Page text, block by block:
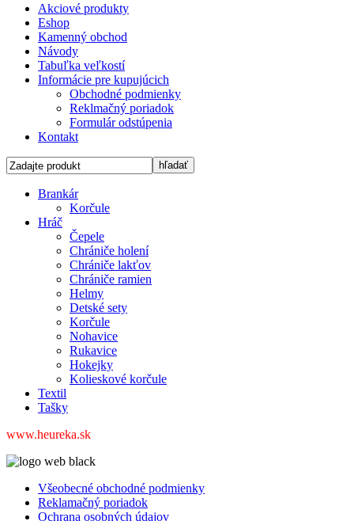
Akciové produkty
Eshop
Kamenný obchod
Návody
Tabuľka veľkostí
Informácie pre kupujúcich
Obchodné podmienky
Reklmačný poriadok
Formulár odstúpenia
Kontakt
Brankár
Korčule
Hráč
Čepele
Chrániče holení
Chrániče lakťov
Chrániče ramien
Helmy
Detské sety
Korčule
Nohavice
Rukavice
Hokejky
Kolieskové korčule
Textil
Tašky
www.heureka.sk
Všeobecné obchodné podmienky
Reklamačný poriadok
Ochrana osobných údajov